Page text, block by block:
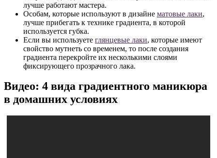
лучше работают мастера.
Особам, которые используют в дизайне матовые лаки,
лучше прибегать к технике градиента, в которой
используется губка.
Если вы используете глянцевые лаки, которые имеют
свойство мутнеть со временем, то после создания
градиента перекройте их несколькими слоями
фиксирующего прозрачного лака.
Видео: 4 вида градиентного маникюра
в домашних условиях